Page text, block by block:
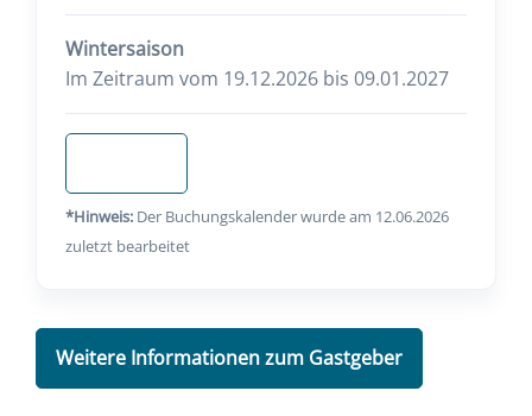
Wintersaison
Im Zeitraum vom 19.12.2026 bis 09.01.2027
*Hinweis: Der Buchungskalender wurde am 12.06.2026
zuletzt bearbeitet
Weitere Informationen zum Gastgeber